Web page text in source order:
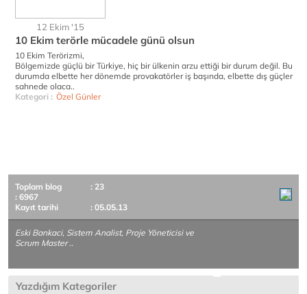
12 Ekim '15
10 Ekim terörle mücadele günü olsun
10 Ekim Terörizmi,
Bölgemizde güçlü bir Türkiye, hiç bir ülkenin arzu ettiği bir durum değil. Bu
durumda elbette her dönemde provakatörler iş başında, elbette dış güçler
sahnede olaca..
Kategori : Özel Günler
Toplam blog
: 23
: 6967
Kayıt tarihi
: 05.05.13
Eski Bankaci, Sistem Analist, Proje Yöneticisi ve
Scrum Master ..
Yazdığım Kategoriler